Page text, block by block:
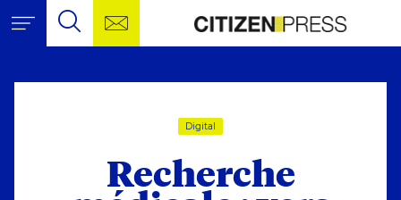
Aller au contenu
Outils de navigation
Recherche
Contactez-nous !
Citizen
Citizen Press, agence
Digital
Recherche